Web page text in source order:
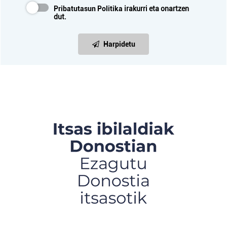
Pribatutasun Politika irakurri eta onartzen
dut.
Harpidetu